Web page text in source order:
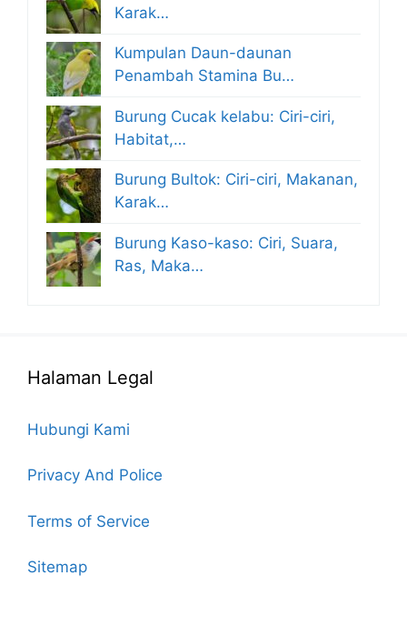
Karak…
Kumpulan Daun-daunan
Penambah Stamina Bu…
Burung Cucak kelabu: Ciri-ciri,
Habitat,…
Burung Bultok: Ciri-ciri, Makanan,
Karak…
Burung Kaso-kaso: Ciri, Suara,
Ras, Maka…
Halaman Legal
Hubungi Kami
Privacy And Police
Terms of Service
Sitemap